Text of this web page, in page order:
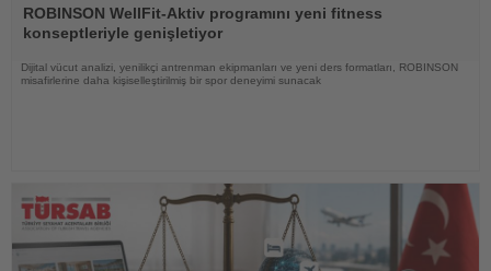
Oku
ROBINSON WellFit-Aktiv programını yeni fitness
konseptleriyle genişletiyor
Dijital vücut analizi, yenilikçi antrenman ekipmanları ve yeni ders formatları, ROBINSON
misafirlerine daha kişiselleştirilmiş bir spor deneyimi sunacak